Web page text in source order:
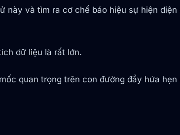
và tìm ra cơ chế báo hiệu sự hiện
dữ liệu là rất lớn.
quan trọng trên con đường đầy hứa